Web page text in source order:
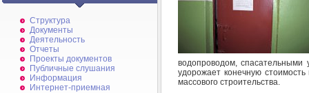
Структура
Документы
Деятельность
Отчеты
Проекты документов
Публичные слушания
Информация
Интернет-приемная
водопроводом, спасательными
удорожает конечную
массового строительства.